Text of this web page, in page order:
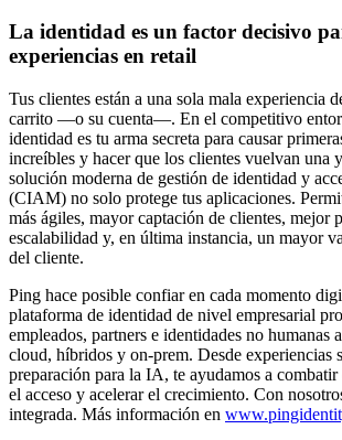
La identidad es un factor decisivo
experiencias en retail
Tus clientes están a una sola mala experiencia
carrito —o su cuenta—. En el competitivo
identidad es tu arma secreta para causar
increíbles y hacer que los clientes vuelvan una
solución moderna de gestión de identidad y
(CIAM) no solo protege tus aplicaciones.
más ágiles, mayor captación de clientes, mejor
escalabilidad y, en última instancia, un mayor
del cliente.
Ping hace posible confiar en cada momento
plataforma de identidad de nivel empresarial
empleados, partners e identidades no humanas
cloud, híbridos y on-prem. Desde experiencias
preparación para la IA, te ayudamos a
el acceso y acelerar el crecimiento. Con
integrada. Más información en